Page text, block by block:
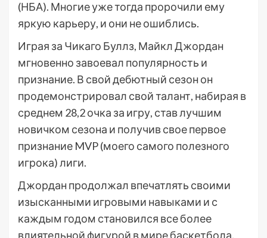
(НБА). Многие уже тогда пророчили ему
яркую карьеру, и они не ошиблись.
Играя за Чикаго Буллз, Майкл Джордан
мгновенно завоевал популярность и
признание. В свой дебютный сезон он
продемонстрировал свой талант, набирая в
среднем 28,2 очка за игру, став лучшим
новичком сезона и получив свое первое
признание MVP (моего самого полезного
игрока) лиги.
Джордан продолжал впечатлять своими
изысканными игровыми навыками и с
каждым годом становился все более
влиятельной фигурой в мире баскетбола.